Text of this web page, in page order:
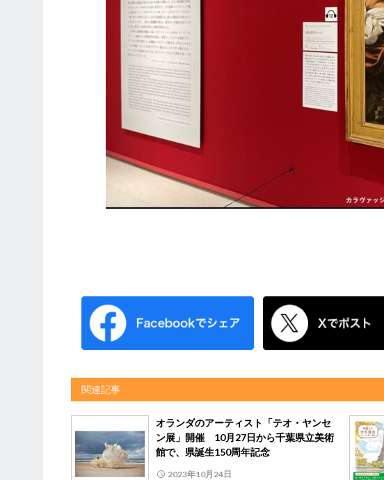
関連記事
オランダのアーティスト「テオ・ヤンセ
ン展」開催 10月27日から千葉県立美術
館で、県誕生150周年記念
2023年10月24日